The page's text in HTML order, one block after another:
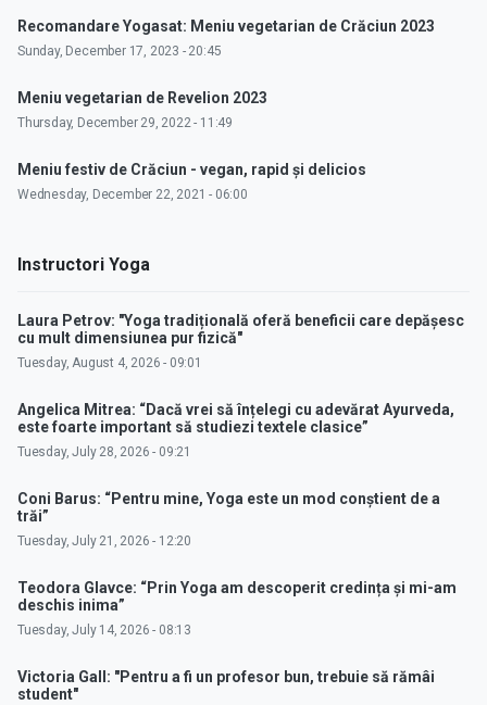
Recomandare Yogasat: Meniu vegetarian de Crăciun 2023
Sunday, December 17, 2023 - 20:45
Meniu vegetarian de Revelion 2023
Thursday, December 29, 2022 - 11:49
Meniu festiv de Crăciun - vegan, rapid și delicios
Wednesday, December 22, 2021 - 06:00
Instructori Yoga
Laura Petrov: "Yoga tradițională oferă beneficii care depășesc
cu mult dimensiunea pur fizică"
Tuesday, August 4, 2026 - 09:01
Angelica Mitrea: “Dacă vrei să înțelegi cu adevărat Ayurveda,
este foarte important să studiezi textele clasice”
Tuesday, July 28, 2026 - 09:21
Coni Barus: “Pentru mine, Yoga este un mod conștient de a
trăi”
Tuesday, July 21, 2026 - 12:20
Teodora Glavce: “Prin Yoga am descoperit credința și mi-am
deschis inima”
Tuesday, July 14, 2026 - 08:13
Victoria Gall: "Pentru a fi un profesor bun, trebuie să rămâi
student"